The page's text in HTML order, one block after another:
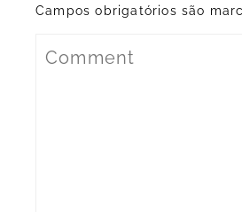
Campos obrigatórios são